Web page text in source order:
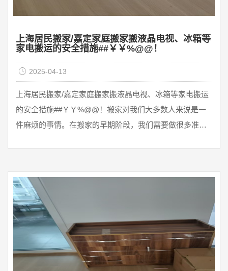
上海居民搬家/嘉定家庭搬家搬液晶电视、冰箱等
家电搬运的安全措施##￥￥%@@！
2025-04-13
上海居民搬家/嘉定家庭搬家搬液晶电视、冰箱等家电搬运
的安全措施##￥￥%@@！搬家对我们大多数人来说是一
件麻烦的事情。在搬家的早期阶段，我们需要做很多准备
安全措施怎样做呢？其中需要注意哪些呢？近日上海公兴
搬家公司小编就来和大家好好谈谈搬运这些家电的注意事
项，有兴趣的可以看看哦~。一、液晶电视搬运的安全措施
1.包装细致，最好使用原包装材料液晶电视价格昂贵，电
视屏幕属于液晶屏幕而 ...